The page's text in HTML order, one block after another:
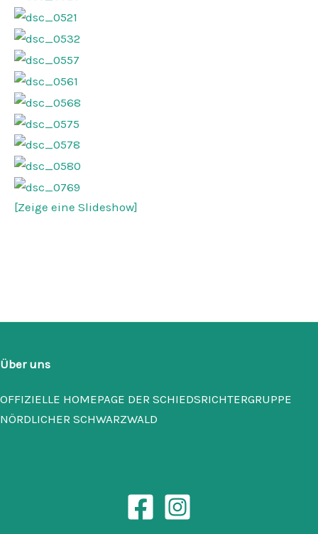
[Zeige eine Slideshow]
Über uns
OFFIZIELLE HOMEPAGE DER SCHIEDSRICHTERGRUPPE
NÖRDLICHER SCHWARZWALD